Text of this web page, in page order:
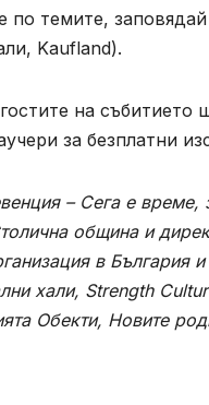
по темите,
Kaufland).
на
за безплатни
– Сега е време,
община и
в България
хали, Strength
Обекти, Новите